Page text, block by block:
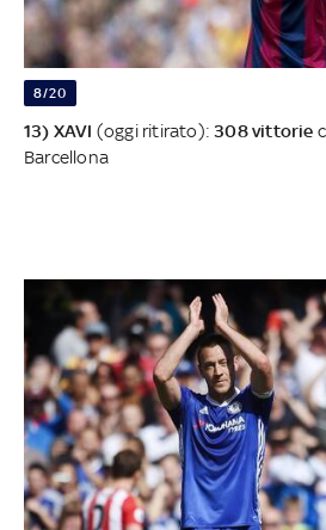
8/20
13) XAVI (oggi ritirato):308 vittorie
Barcellona